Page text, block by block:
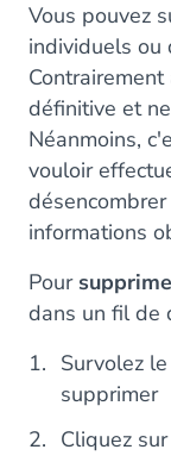
Vous pouvez
individuels ou
définitive et
Néanmoins,
vouloir
informations
Pour
dans un fil de
Survolez
supprimer
Cliquez